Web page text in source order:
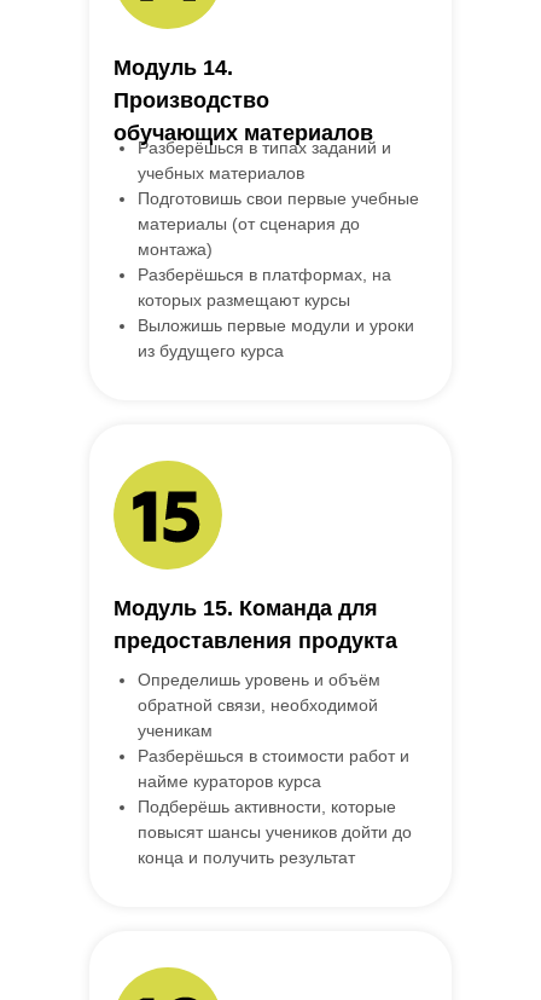
Разберёшься в типах заданий и
учебных материалов
Подготовишь свои первые учебные
материалы (от сценария до
монтажа)
Разберёшься в платформах, на
которых размещают курсы
Выложишь первые модули и уроки
из будущего курса
Модуль 14.
Производство
обучающих материалов
Определишь уровень и объём
обратной связи, необходимой
ученикам
Разберёшься в стоимости работ и
найме кураторов курса
Подберёшь активности, которые
повысят шансы учеников дойти до
конца и получить результат
Модуль 15. Команда для
предоставления продукта